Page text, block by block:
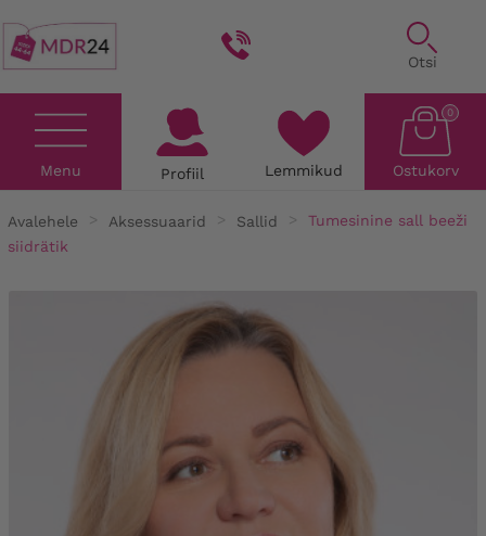
Otsi
Menu Profiil Lemmikud Ostukorv
0
Avalehele Aksessuaarid Sallid
Tumesinine sall beeži
siidrätik